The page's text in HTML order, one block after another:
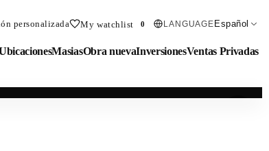
personalizada My watchlist 0 LANGUAGE Español
MasiasObra nuevaInversionesVentas Privadas